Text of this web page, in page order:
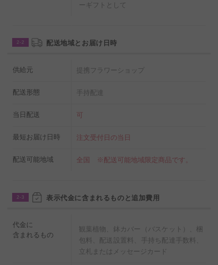
ーギフトとして
2-2 配送地域とお届け日時
供給元 提携フラワーショップ
配送形態 手持配達
当日配送 可
最短お届け日時 注文受付日の当日
配送可能地域 全国 ※配送可能地域限定商品です。
2-3 表示代金に含まれるものと追加費用
代金に
含まれるもの
観葉植物、鉢カバー（バスケット）、梱
包料、配送設置料、手持ち配達手数料、
立札またはメッセージカード